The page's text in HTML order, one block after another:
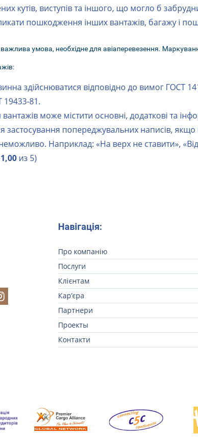
кутів, виступів та іншого, що могло б
пошкодження інших вантажів, багажу і
умова, необхідне для авіаперевезення.
здійснюватися відповідно до вимог ГОСТ
19433-81.
може містити основні, додаткові та
застосування попереджувальних написів,
Наприклад: «На верх не ставити»,
1,00 из 5)
Навігація:
Про компанію
Послуги
Клієнтам
Кар’єра
Партнери
Проекты
Контакти